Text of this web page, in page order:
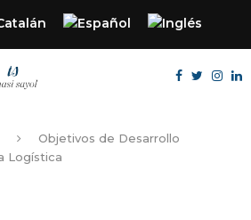
Objetivos de Desarrollo
Logística